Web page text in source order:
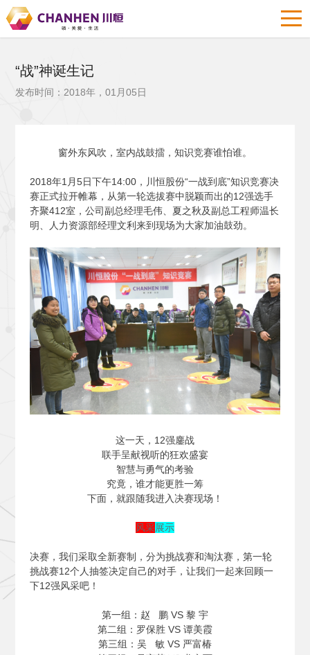
“战”神诞生记
发布时间：2018年，01月05日
窗外东风吹，室内战鼓擂，知识竞赛谁怕谁。
2018年1月5日下午14:00，川恒股份“一战到底”知识竞赛决
赛正式拉开帷幕，从第一轮选拔赛中脱颖而出的12强选手
齐聚412室，公司副总经理毛伟、夏之秋及副总工程师温长
明、人力资源部经理文利来到现场为大家加油鼓劲。
这一天，12强鏖战
联手呈献视听的狂欢盛宴
智慧与勇气的考验
究竟，谁才能更胜一筹
下面，就跟随我进入决赛现场！
风采展示
决赛，我们采取全新赛制，分为挑战赛和淘汰赛，第一轮
挑战赛12个人抽签决定自己的对手，让我们一起来回顾一
下12强风采吧！
第一组：赵 鹏 VS 黎 宇
第二组：罗保胜 VS 谭美霞
第三组：吴 敏 VS 严富椿